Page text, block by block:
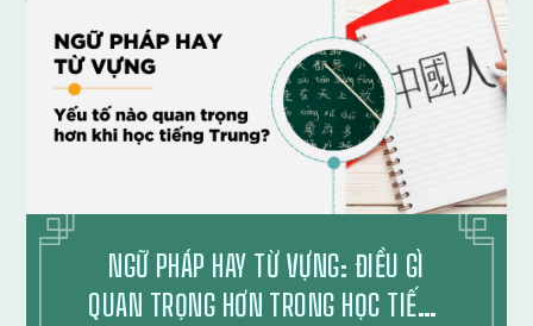
NGỮ PHÁP HAY TỪ VỰNG: ĐIỀU GÌ
QUAN TRỌNG HƠN TRONG HỌC TIẾNG